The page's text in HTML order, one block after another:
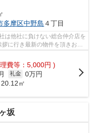
多摩区中野島 ４丁目
は他社に負けない総合仲介店を
に行き最新の物件を頂きお客
費等：5,000円 )
礼金 0万円
㎡
坂